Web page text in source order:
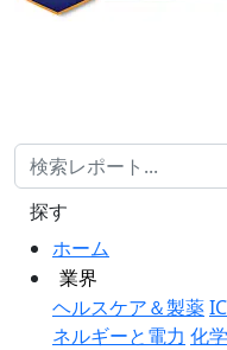
ホーム
業界
ヘルスケア＆製薬
ネルギーと電力 化
探す